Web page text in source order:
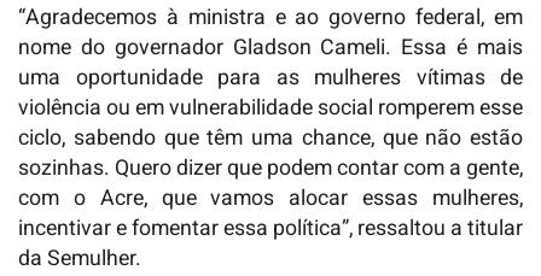
“Agradecemos à ministra e ao governo federal, em
nome do governador Gladson Cameli. Essa é mais
uma oportunidade para as mulheres vítimas de
violência ou em vulnerabilidade social romperem esse
ciclo, sabendo que têm uma chance, que não estão
sozinhas. Quero dizer que podem contar com a gente,
com o Acre, que vamos alocar essas mulheres,
incentivar e fomentar essa política”, ressaltou a titular
da Semulher.